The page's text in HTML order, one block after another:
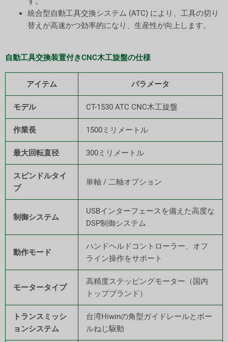
統合型自動工具交換システム (ATC) により、工具の切り
替えが高速かつ効率的になり、生産性が向上します。
自動工具交換装置付きCNC木工旋盤の仕様
アイテム パラメータ
モデル CT-1530 ATC CNC木工旋盤
作業長 1500ミリメートル
最大回転直径 300ミリメートル
スピンドルタイ
プ
単軸 / 二軸オプション
制御システム
USBインターフェースを備えた高度な
DSP制御システム
動作モード
ハンドヘルドコントローラー、オフ
ライン操作をサポート
モータータイプ
高精度ステッピングモーター（国内
トップブランド）
トランスミッシ
ョンシステム
台湾Hiwinの角型ガイドレールとボー
ルねじ駆動